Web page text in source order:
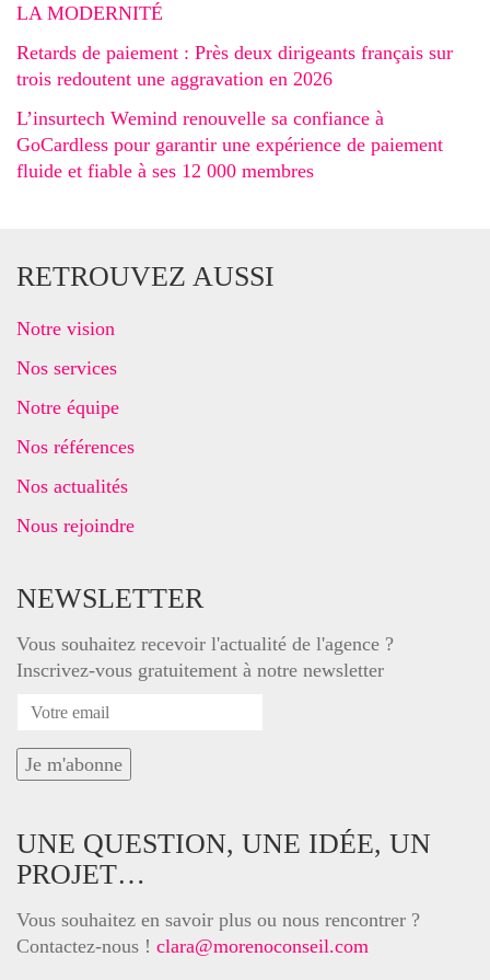
LA MODERNITÉ
Retards de paiement : Près deux dirigeants français sur
trois redoutent une aggravation en 2026
L’insurtech Wemind renouvelle sa confiance à
GoCardless pour garantir une expérience de paiement
fluide et fiable à ses 12 000 membres
RETROUVEZ AUSSI
Notre vision
Nos services
Notre équipe
Nos références
Nos actualités
Nous rejoindre
NEWSLETTER
Vous souhaitez recevoir l'actualité de l'agence ?
Inscrivez-vous gratuitement à notre newsletter
UNE QUESTION, UNE IDÉE, UN
PROJET…
Vous souhaitez en savoir plus ou nous rencontrer ?
Contactez-nous ! clara@morenoconseil.com